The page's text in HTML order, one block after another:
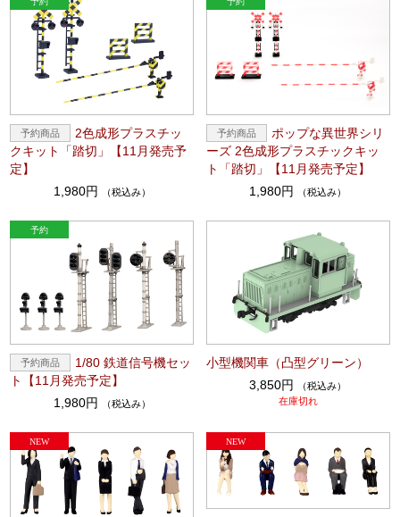
2色成形プラスチッ
クキット「踏切」【11月発売予
定】
1,980円
（税込み）
ポップな異世界シリ
ーズ 2色成形プラスチックキッ
ト「踏切」【11月発売予定】
1,980円
（税込み）
1/80 鉄道信号機セッ
ト【11月発売予定】
1,980円
（税込み）
小型機関車（凸型グリーン）
3,850円
（税込み）
在庫切れ